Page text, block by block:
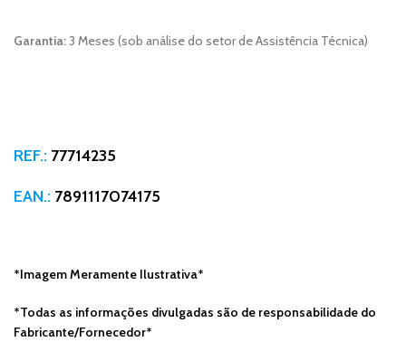
Garantia:3 Meses (sob análise do setor de Assistência Técnica)
REF.: 77714235
EAN.: 7891117074175
*Imagem Meramente Ilustrativa*
*Todas as informações divulgadas são de responsabilidade do
Fabricante/Fornecedor*